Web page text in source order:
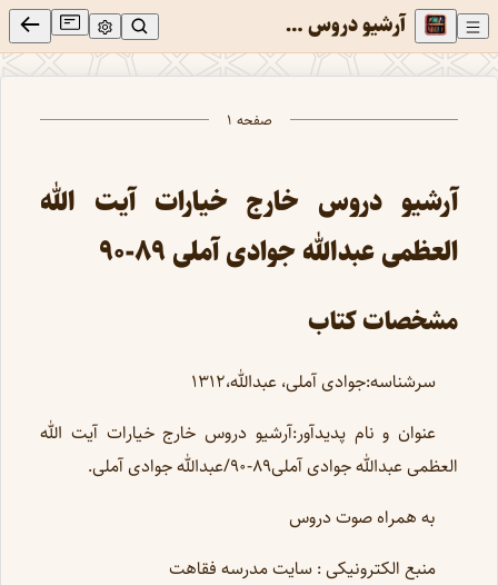
آرشيو دروس خارج خيارات آيت الله العظمی عبدالله جوادی آملی 89-90
صفحه ۱
آرشیو دروس خارج خیارات آیت الله
العظمی عبدالله جوادی آملی 89-90
مشخصات کتاب
سرشناسه:جوادی آملی، عبدالله،1312
عنوان و نام پدیدآور:آرشیو دروس خارج خیارات آیت الله
العظمی عبدالله جوادی آملی89-90/عبدالله جوادی آملی.
به همراه صوت دروس
منبع الکترونیکی : سایت مدرسه فقاهت